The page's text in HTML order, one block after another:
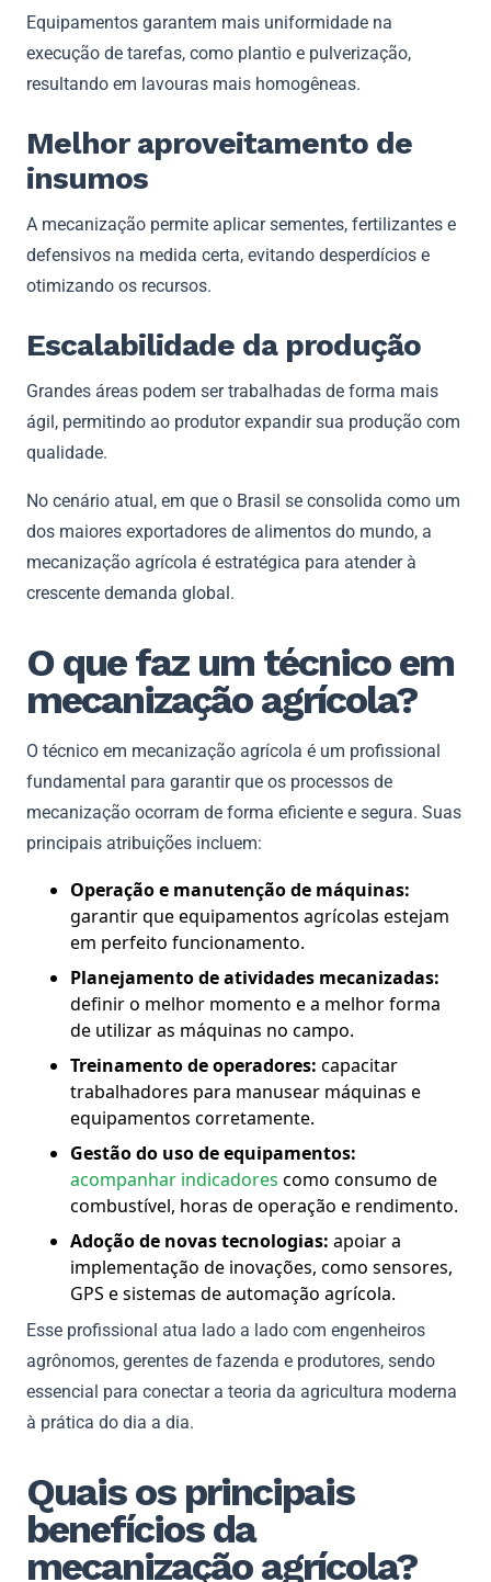
Equipamentos garantem mais uniformidade na
execução de tarefas, como plantio e pulverização,
resultando em lavouras mais homogêneas.
Melhor aproveitamento de
insumos
A mecanização permite aplicar sementes, fertilizantes e
defensivos na medida certa, evitando desperdícios e
otimizando os recursos.
Escalabilidade da produção
Grandes áreas podem ser trabalhadas de forma mais
ágil, permitindo ao produtor expandir sua produção com
qualidade.
No cenário atual, em que o Brasil se consolida como um
dos maiores exportadores de alimentos do mundo, a
mecanização agrícola é estratégica para atender à
crescente demanda global.
O que faz um técnico em
mecanização agrícola?
O técnico em mecanização agrícola é um profissional
fundamental para garantir que os processos de
mecanização ocorram de forma eficiente e segura. Suas
principais atribuições incluem:
Operação e manutenção de máquinas:
garantir que equipamentos agrícolas estejam
em perfeito funcionamento.
Planejamento de atividades mecanizadas:
definir o melhor momento e a melhor forma
de utilizar as máquinas no campo.
Treinamento de operadores: capacitar
trabalhadores para manusear máquinas e
equipamentos corretamente.
Gestão do uso de equipamentos:
acompanhar indicadores como consumo de
combustível, horas de operação e rendimento.
Adoção de novas tecnologias: apoiar a
implementação de inovações, como sensores,
GPS e sistemas de automação agrícola.
Esse profissional atua lado a lado com engenheiros
agrônomos, gerentes de fazenda e produtores, sendo
essencial para conectar a teoria da agricultura moderna
à prática do dia a dia.
Quais os principais
benefícios da
mecanização agrícola?